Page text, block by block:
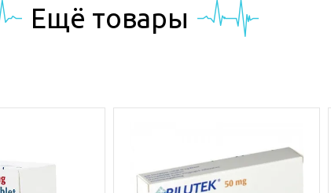
Eщё товары